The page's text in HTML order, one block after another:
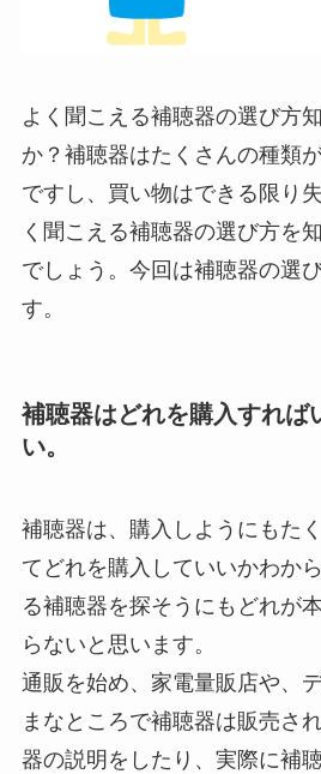
よく聞こえる補聴器の選び方
か？補聴器はたくさんの種類
ですし、買い物はできる限り
く聞こえる補聴器の選び方を
でしょう。今回は補聴器の選
す。
補聴器はどれを購入すれば
い。
補聴器は、購入しようにもた
てどれを購入していいかわか
る補聴器を探そうにもどれが
らないと思います。
通販を始め、家電量販店や、
まなところで補聴器は販売さ
器の説明をしたり、実際に補